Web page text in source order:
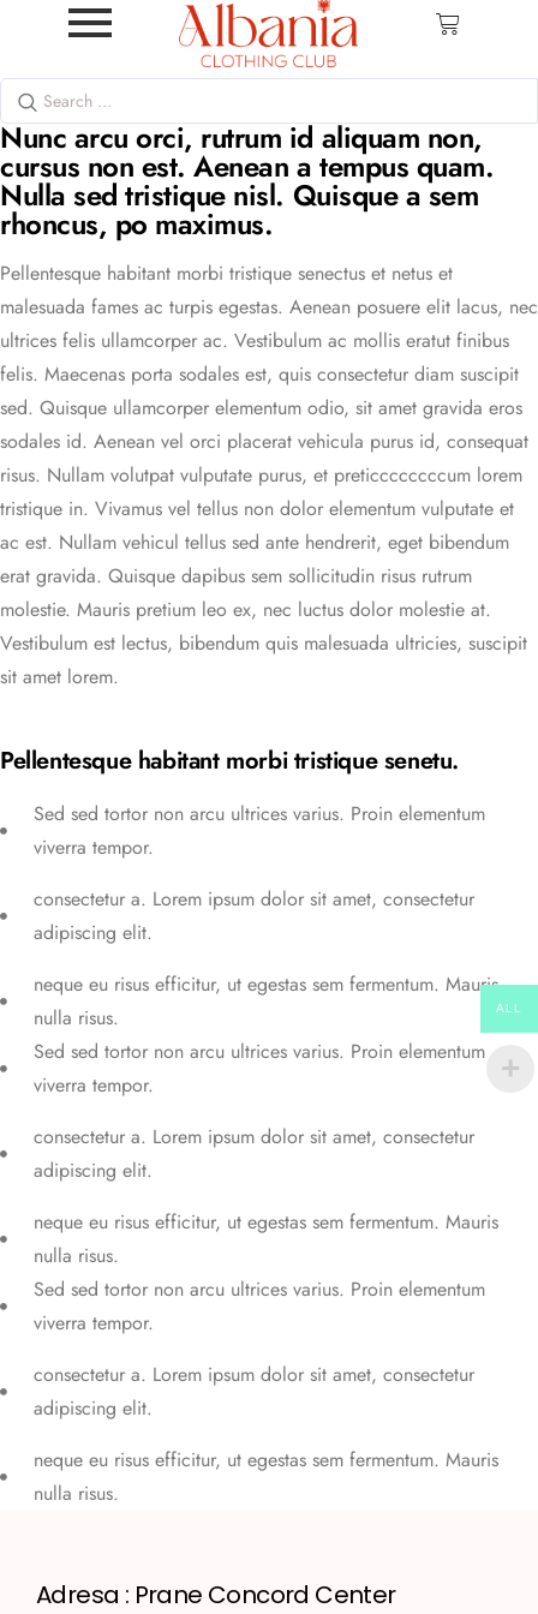
Nunc arcu orci, rutrum id aliquam non,
cursus non est. Aenean a tempus quam.
Nulla sed tristique nisl. Quisque a sem
rhoncus, po maximus.
Pellentesque habitant morbi tristique senectus et netus et
malesuada fames ac turpis egestas. Aenean posuere elit lacus, nec
ultrices felis ullamcorper ac. Vestibulum ac mollis eratut finibus
felis. Maecenas porta sodales est, quis consectetur diam suscipit
sed. Quisque ullamcorper elementum odio, sit amet gravida eros
sodales id. Aenean vel orci placerat vehicula purus id, consequat
risus. Nullam volutpat vulputate purus, et preticcccccccum lorem
tristique in. Vivamus vel tellus non dolor elementum vulputate et
ac est. Nullam vehicul tellus sed ante hendrerit, eget bibendum
erat gravida. Quisque dapibus sem sollicitudin risus rutrum
molestie. Mauris pretium leo ex, nec luctus dolor molestie at.
Vestibulum est lectus, bibendum quis malesuada ultricies, suscipit
sit amet lorem.
Pellentesque habitant morbi tristique senetu.
Sed sed tortor non arcu ultrices varius. Proin elementum
viverra tempor.
consectetur a. Lorem ipsum dolor sit amet, consectetur
adipiscing elit.
neque eu risus efficitur, ut egestas sem fermentum. Mauris
nulla risus.
Sed sed tortor non arcu ultrices varius. Proin elementum
viverra tempor.
consectetur a. Lorem ipsum dolor sit amet, consectetur
adipiscing elit.
neque eu risus efficitur, ut egestas sem fermentum. Mauris
nulla risus.
Sed sed tortor non arcu ultrices varius. Proin elementum
viverra tempor.
consectetur a. Lorem ipsum dolor sit amet, consectetur
adipiscing elit.
neque eu risus efficitur, ut egestas sem fermentum. Mauris
nulla risus.
Adresa : Prane Concord Center
ALL